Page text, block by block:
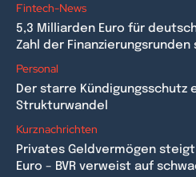
Fintech-News
5,3 Milliarden Euro für
Zahl der Finanzierungsrunden
Personal
Der starre Kündigungsschutz
Strukturwandel
Kurznachrichten
Privates Geldvermögen
Euro – BVR verweist auf